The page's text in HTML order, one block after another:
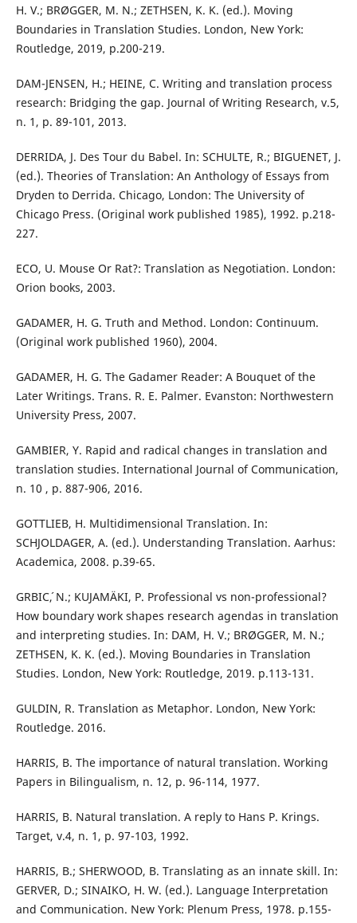
H. V.; BRØGGER, M. N.; ZETHSEN, K. K. (ed.). Moving
Boundaries in Translation Studies. London, New York:
Routledge, 2019, p.200-219.
DAM-JENSEN, H.; HEINE, C. Writing and translation process
research: Bridging the gap. Journal of Writing Research, v.5,
n. 1, p. 89-101, 2013.
DERRIDA, J. Des Tour du Babel. In: SCHULTE, R.; BIGUENET, J.
(ed.). Theories of Translation: An Anthology of Essays from
Dryden to Derrida. Chicago, London: The University of
Chicago Press. (Original work published 1985), 1992. p.218-
227.
ECO, U. Mouse Or Rat?: Translation as Negotiation. London:
Orion books, 2003.
GADAMER, H. G. Truth and Method. London: Continuum.
(Original work published 1960), 2004.
GADAMER, H. G. The Gadamer Reader: A Bouquet of the
Later Writings. Trans. R. E. Palmer. Evanston: Northwestern
University Press, 2007.
GAMBIER, Y. Rapid and radical changes in translation and
translation studies. International Journal of Communication,
n. 10 , p. 887-906, 2016.
GOTTLIEB, H. Multidimensional Translation. In:
SCHJOLDAGER, A. (ed.). Understanding Translation. Aarhus:
Academica, 2008. p.39-65.
GRBIC´, N.; KUJAMÄKI, P. Professional vs non-professional?
How boundary work shapes research agendas in translation
and interpreting studies. In: DAM, H. V.; BRØGGER, M. N.;
ZETHSEN, K. K. (ed.). Moving Boundaries in Translation
Studies. London, New York: Routledge, 2019. p.113-131.
GULDIN, R. Translation as Metaphor. London, New York:
Routledge. 2016.
HARRIS, B. The importance of natural translation. Working
Papers in Bilingualism, n. 12, p. 96-114, 1977.
HARRIS, B. Natural translation. A reply to Hans P. Krings.
Target, v.4, n. 1, p. 97-103, 1992.
HARRIS, B.; SHERWOOD, B. Translating as an innate skill. In:
GERVER, D.; SINAIKO, H. W. (ed.). Language Interpretation
and Communication. New York: Plenum Press, 1978. p.155-